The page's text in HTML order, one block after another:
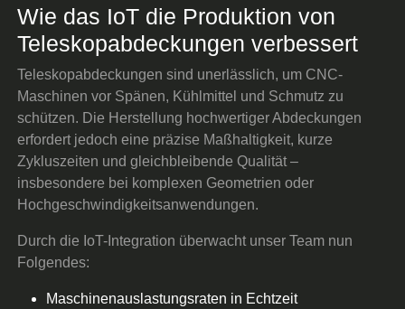
Wie das IoT die Produktion von
Teleskopabdeckungen verbessert
Teleskopabdeckungen sind unerlässlich, um CNC-
Maschinen vor Spänen, Kühlmittel und Schmutz zu
schützen. Die Herstellung hochwertiger Abdeckungen
erfordert jedoch eine präzise Maßhaltigkeit, kurze
Zykluszeiten und gleichbleibende Qualität –
insbesondere bei komplexen Geometrien oder
Hochgeschwindigkeitsanwendungen.
Durch die IoT-Integration überwacht unser Team nun
Folgendes:
Maschinenauslastungsraten in Echtzeit